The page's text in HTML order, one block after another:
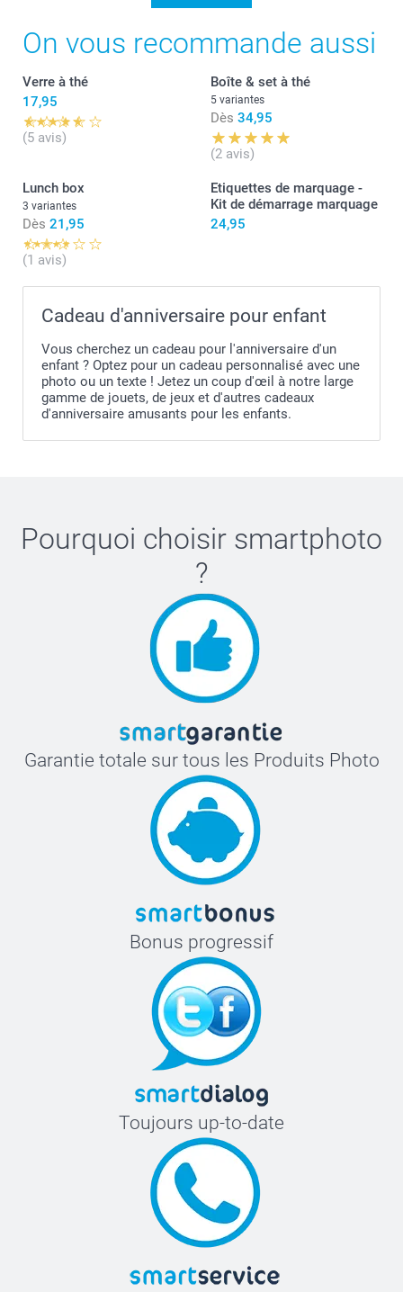
On vous recommande aussi
Verre à thé
17,95
(5 avis)
Boîte & set à thé
5 variantes
Dès 34,95
(2 avis)
Lunch box
3 variantes
Dès 21,95
(1 avis)
Etiquettes de marquage -
Kit de démarrage marquage
24,95
Cadeau d'anniversaire pour enfant
Vous cherchez un cadeau pour l'anniversaire d'un
enfant ? Optez pour un cadeau personnalisé avec une
photo ou un texte ! Jetez un coup d'œil à notre large
gamme de jouets, de jeux et d'autres cadeaux
d'anniversaire amusants pour les enfants.
Pourquoi choisir smartphoto
?
Garantie totale sur tous les Produits Photo
Bonus progressif
Toujours up-to-date